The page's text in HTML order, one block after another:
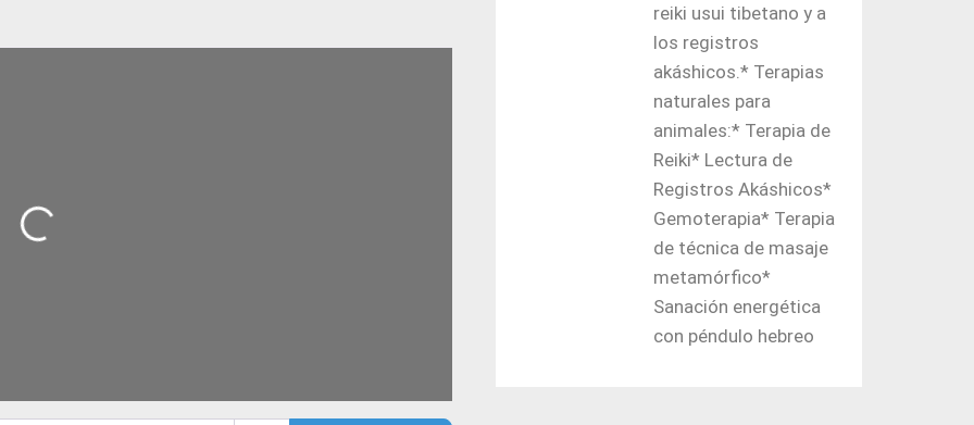
Loading...
reiki usui tibetano y a
los registros
akáshicos.* Terapias
naturales para
animales:* Terapia de
Reiki* Lectura de
Registros Akáshicos*
Gemoterapia* Terapia
de técnica de masaje
metamórfico*
Sanación energética
con péndulo hebreo